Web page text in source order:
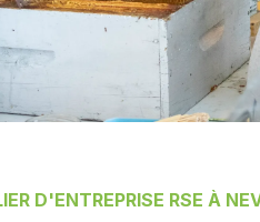
D'ENTREPRISE RSE À